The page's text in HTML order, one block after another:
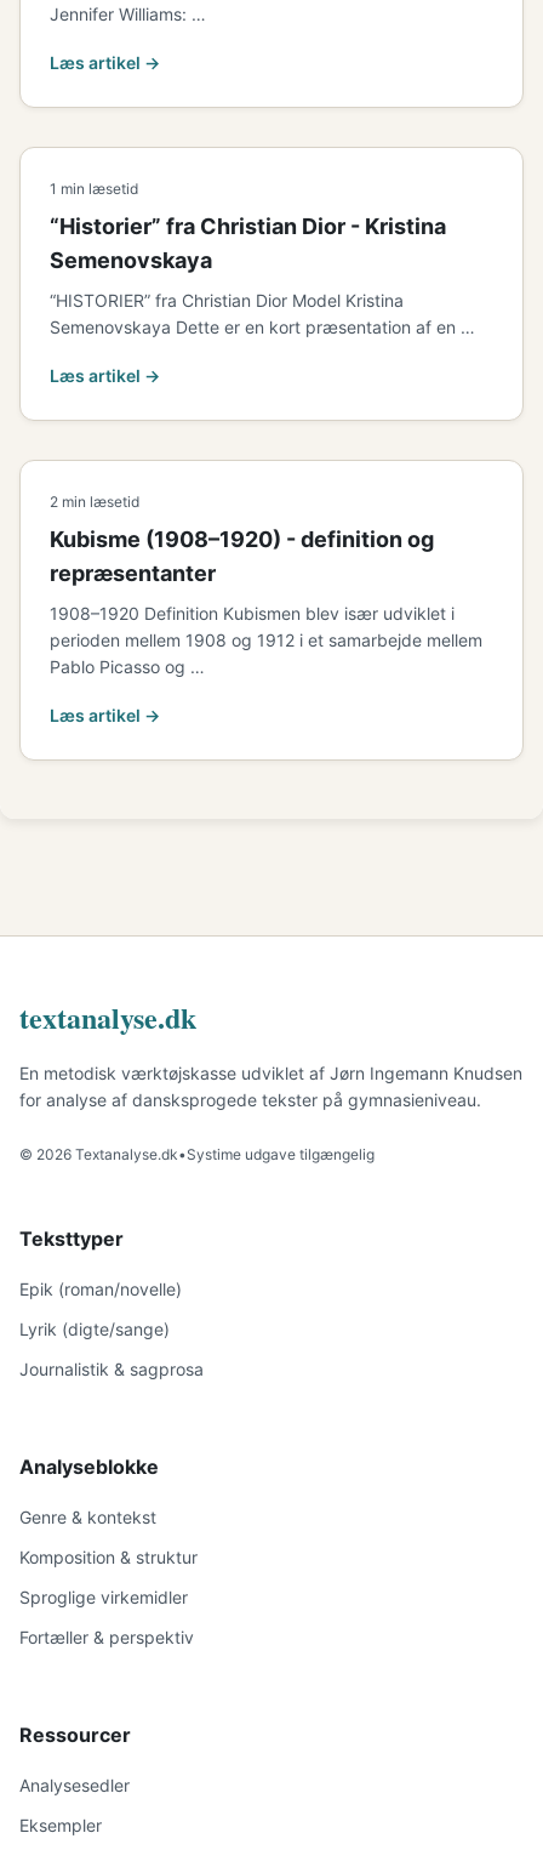
Jennifer Williams: …
Læs artikel →
1 min læsetid
“Historier” fra Christian Dior - Kristina
Semenovskaya
“HISTORIER” fra Christian Dior Model Kristina
Semenovskaya Dette er en kort præsentation af en …
Læs artikel →
2 min læsetid
Kubisme (1908–1920) - definition og
repræsentanter
1908–1920 Definition Kubismen blev især udviklet i
perioden mellem 1908 og 1912 i et samarbejde mellem
Pablo Picasso og …
Læs artikel →
textanalyse.dk
En metodisk værktøjskasse udviklet af Jørn Ingemann Knudsen
for analyse af dansksprogede tekster på gymnasieniveau.
© 2026 Textanalyse.dk•Systime udgave tilgængelig
Teksttyper
Epik (roman/novelle)
Lyrik (digte/sange)
Journalistik & sagprosa
Analyseblokke
Genre & kontekst
Komposition & struktur
Sproglige virkemidler
Fortæller & perspektiv
Ressourcer
Analysesedler
Eksempler